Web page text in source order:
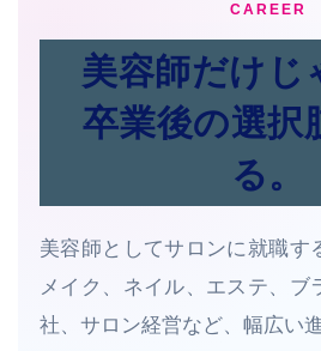
CAREER
美容師だけじ
卒業後の選択
る。
美容師としてサロンに就職す
メイク、ネイル、エステ、ブ
社、サロン経営など、幅広い